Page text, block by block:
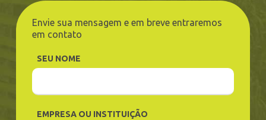
Envie sua mensagem e em breve entraremos
em contato
SEU NOME
EMPRESA OU INSTITUIÇÃO